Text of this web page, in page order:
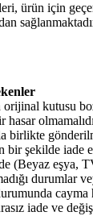
ürün için
kutusu
birlikte
bir şekilde iade
(Beyaz eşya,
durumlar
iade ve